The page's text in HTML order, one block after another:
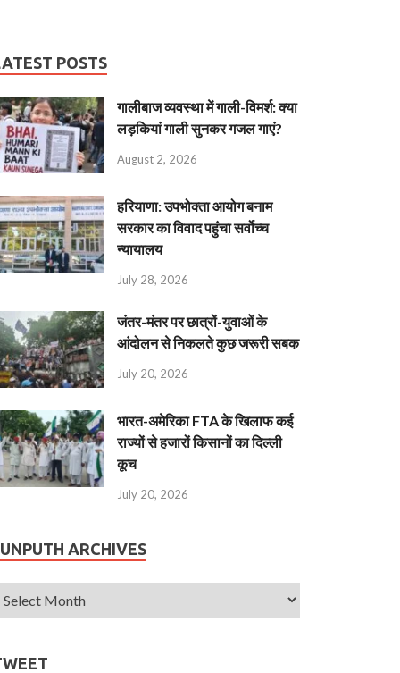
POSTS
गालीबाज व्‍यवस्‍था में गाली-विमर्श: क्या
लड़कियां गाली सुनकर गजल गाएं?
August 2, 2026
हरियाणा: उपभोक्ता आयोग बनाम
सरकार का विवाद पहुंचा सर्वोच्च
न्यायालय
July 28, 2026
जंतर-मंतर पर छात्रों-युवाओं के
आंदोलन से निकलते कुछ जरूरी सबक
July 20, 2026
भारत-अमेरिका FTA के खिलाफ कई
राज्यों से हजारों किसानों का दिल्ली
कूच
July 20, 2026
ARCHIVES